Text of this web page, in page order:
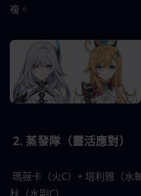
複。
2. 蒸發隊（靈活應對）
瑪薇卡（火C）+ 塔利雅（水